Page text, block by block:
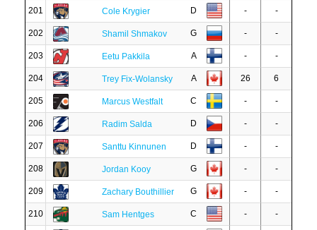
201 Cole Krygier D - -
202 Shamil Shmakov G - -
203 Eetu Pakkila A - -
204 Trey Fix-Wolansky A 26 6
205 Marcus Westfalt C - -
206 Radim Salda D - -
207 Santtu Kinnunen D - -
208 Jordan Kooy G - -
209 Zachary Bouthillier G - -
210 Sam Hentges C - -